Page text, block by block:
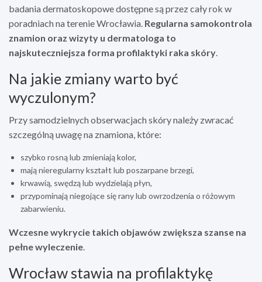
badania dermatoskopowe dostępne są przez cały rok w
poradniach na terenie Wrocławia. Regularna samokontrola
znamion oraz wizyty u dermatologa to
najskuteczniejsza forma profilaktyki raka skóry.
Na jakie zmiany warto być
wyczulonym?
Przy samodzielnych obserwacjach skóry należy zwracać
szczególną uwagę na znamiona, które:
szybko rosną lub zmieniają kolor,
mają nieregularny kształt lub poszarpane brzegi,
krwawią, swędzą lub wydzielają płyn,
przypominają niegojące się rany lub owrzodzenia o różowym
zabarwieniu.
Wczesne wykrycie takich objawów zwiększa szanse na
pełne wyleczenie.
Wrocław stawia na profilaktykę